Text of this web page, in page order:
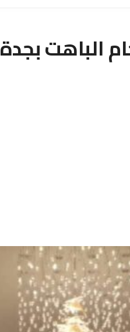
الباهت بجدة